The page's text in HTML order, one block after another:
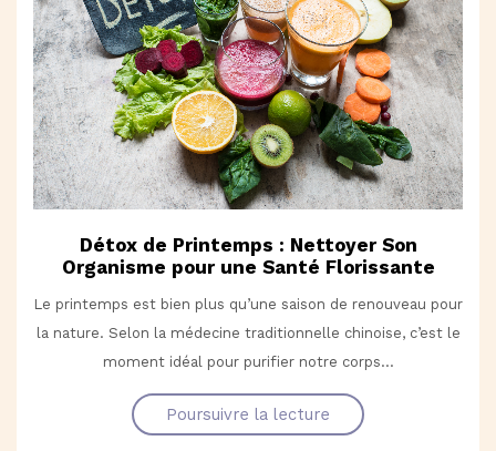
Détox de Printemps : Nettoyer Son
Organisme pour une Santé Florissante
Le printemps est bien plus qu’une saison de renouveau pour
la nature. Selon la médecine traditionnelle chinoise, c’est le
moment idéal pour purifier notre corps...
Poursuivre la lecture